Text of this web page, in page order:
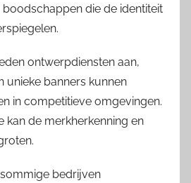
boodschappen die de identiteit
ontwerpdiensten aan,
unieke banners kunnen
in competitieve omgevingen.
kan de merkherkenning en
bedrijven